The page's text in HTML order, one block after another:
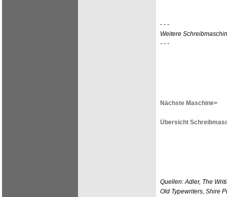
- - -
Weitere
- - -
Nächste Maschine>
Übersicht
Quellen: Adler, The
Old Typewriters, Shire